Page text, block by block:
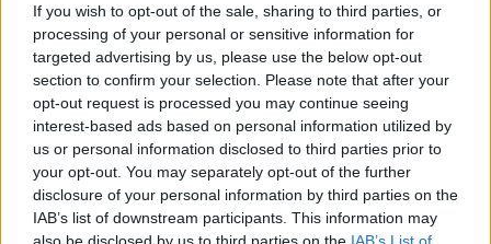
If you wish to opt-out of the sale, sharing to third parties, or
processing of your personal or sensitive information for
targeted advertising by us, please use the below opt-out
section to confirm your selection. Please note that after your
opt-out request is processed you may continue seeing
interest-based ads based on personal information utilized by
us or personal information disclosed to third parties prior to
your opt-out. You may separately opt-out of the further
disclosure of your personal information by third parties on the
IAB’s list of downstream participants. This information may
also be disclosed by us to third parties on the IAB’s List of
παιδιά 5-11 ετών
06/12/2021 - 14:36
Εμβολιασμός παιδιών: Πότε θα
έρθουν τα εμβόλια στη χώρα μας
για τα παιδιά 5-11 ετών
29/11/2021 - 19:26